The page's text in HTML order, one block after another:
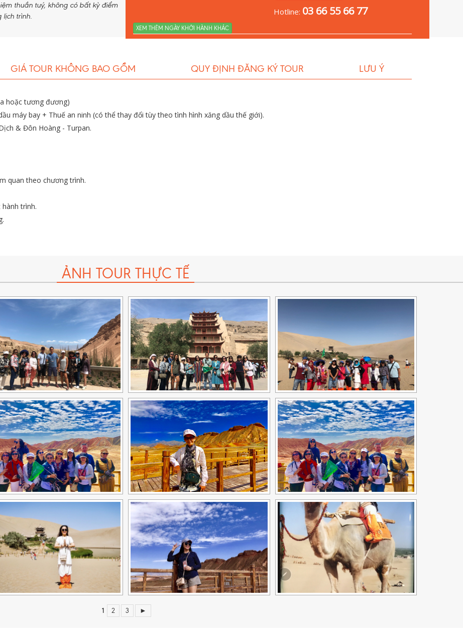
thuần tuý, không có bất kỳ điểm
trình.
Hotline: 03 66 55 66 77
XEM THÊM NGÀY KHỞI HÀNH KHÁC
GIÁ TOUR KHÔNG BAO GỒM QUY ĐỊNH ĐĂNG KÝ TOUR LƯU Ý
hoặc tương đương)
máy bay + Thuế an ninh (có thể thay đổi tùy theo tình hình xăng dầu thế giới).
& Đôn Hoàng - Turpan.
quan theo chương trình.
trình.
là 50.000 USD/vụ.ẢNH TOUR THỰC TẾ
1 2 3 ►